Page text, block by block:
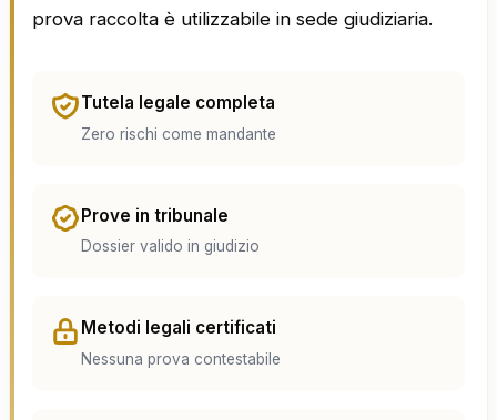
prova raccolta è utilizzabile in sede giudiziaria.
Tutela legale completa
Zero rischi come mandante
Prove in tribunale
Dossier valido in giudizio
Metodi legali certificati
Nessuna prova contestabile